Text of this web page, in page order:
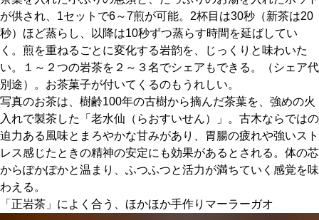
が供され、1セットで6～7煎が可能。2杯目は30秒（新茶は20
秒）ほど蒸らし、以降は10秒ずつ蒸らす時間を延ばしてい
く。煎を重ねるごとに変化する岩韵を、じっくりと味わいた
い。１～２つの岩茶を２～３名でシェアもできる。（シェア代
別途）。お茶菓子が付いてくるのもうれしい。
写真のお茶は、樹齢100年の古樹から摘んだ茶葉を、強めの火
入れで製茶した「老水仙（らおすいせん）」。古木ならではの
迫力ある風味とまろやかな甘みがあり、胃腸の疲れや強いスト
レス感じたときの精神の安定にも効果があるとされる。体の芯
からぽかぽかと温まり、ふつふつと活力が満ちていく感覚を味
わえる。
「正岩茶」によく合う、ほかほか手作りマーラーガオ